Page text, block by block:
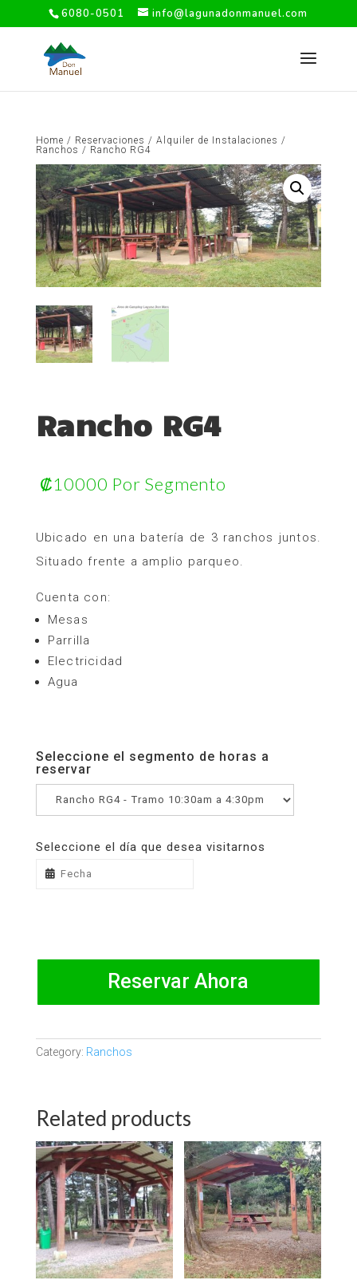
6080-0501 info@lagunadonmanuel.com
Home / Reservaciones / Alquiler de Instalaciones /
Ranchos / Rancho RG4
Rancho RG4
₡10000 Por Segmento
Ubicado en una batería de 3 ranchos juntos.
Situado frente a amplio parqueo.
Cuenta con:
Mesas
Parrilla
Electricidad
Agua
Seleccione el segmento de horas a
reservar
Seleccione el día que desea visitarnos
Reservar Ahora
Category: Ranchos
Related products